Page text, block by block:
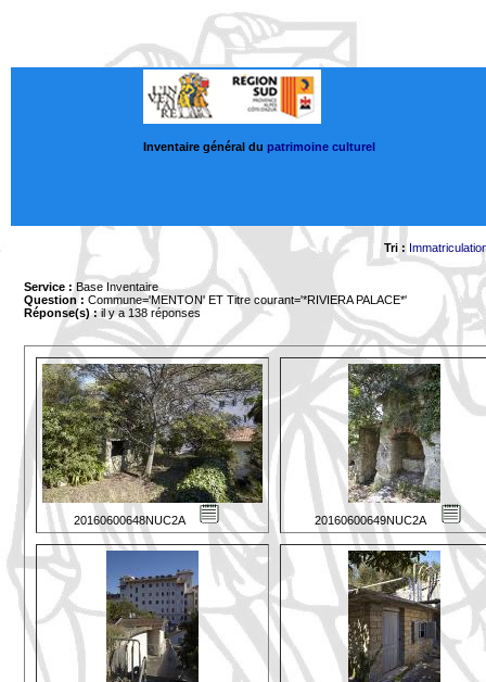
Inventaire général du patrimoine culturel
Tri :
Service : Base Inventaire
Question : Commune='MENTON' ET Titre courant='*RIVIERA PALACE*'
Réponse(s) :il y a 138 réponses
20160600648NUC2A 20160600649NUC2A